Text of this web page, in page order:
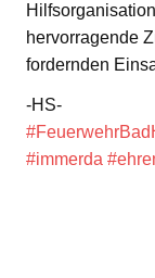
hervorragende
fordernden
-HS-
#immerda